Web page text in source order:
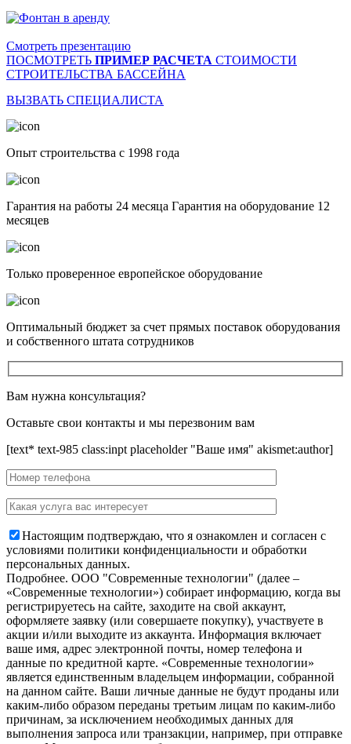
Смотреть презентацию
ПОСМОТРЕТЬ ПРИМЕР РАСЧЕТА СТОИМОСТИ
СТРОИТЕЛЬСТВА БАССЕЙНА
ВЫЗВАТЬ СПЕЦИАЛИСТА
Опыт строительства с 1998 года
Гарантия на работы 24 месяца Гарантия на оборудование 12
месяцев
Только проверенное европейское оборудование
Оптимальный бюджет за счет прямых поставок оборудования
и собственного штата сотрудников
Вам нужна консультация?
Оставьте свои контакты и мы перезвоним вам
[text* text-985 class:inpt placeholder "Ваше имя" akismet:author]
Настоящим подтверждаю, что я ознакомлен и согласен с
условиями политики конфиденциальности и обработки
персональных данных.
Подробнее. OOO "Современные технологии" (далее –
«Современные технологии») собирает информацию, когда вы
регистрируетесь на сайте, заходите на свой аккаунт,
оформляете заявку (или совершаете покупку), участвуете в
акции и/или выходите из аккаунта. Информация включает
ваше имя, адрес электронной почты, номер телефона и
данные по кредитной карте. «Современные технологии»
является единственным владельцем информации, собранной
на данном сайте. Ваши личные данные не будут проданы или
каким-либо образом переданы третьим лицам по каким-либо
причинам, за исключением необходимых данных для
выполнения запроса или транзакции, например, при отправке